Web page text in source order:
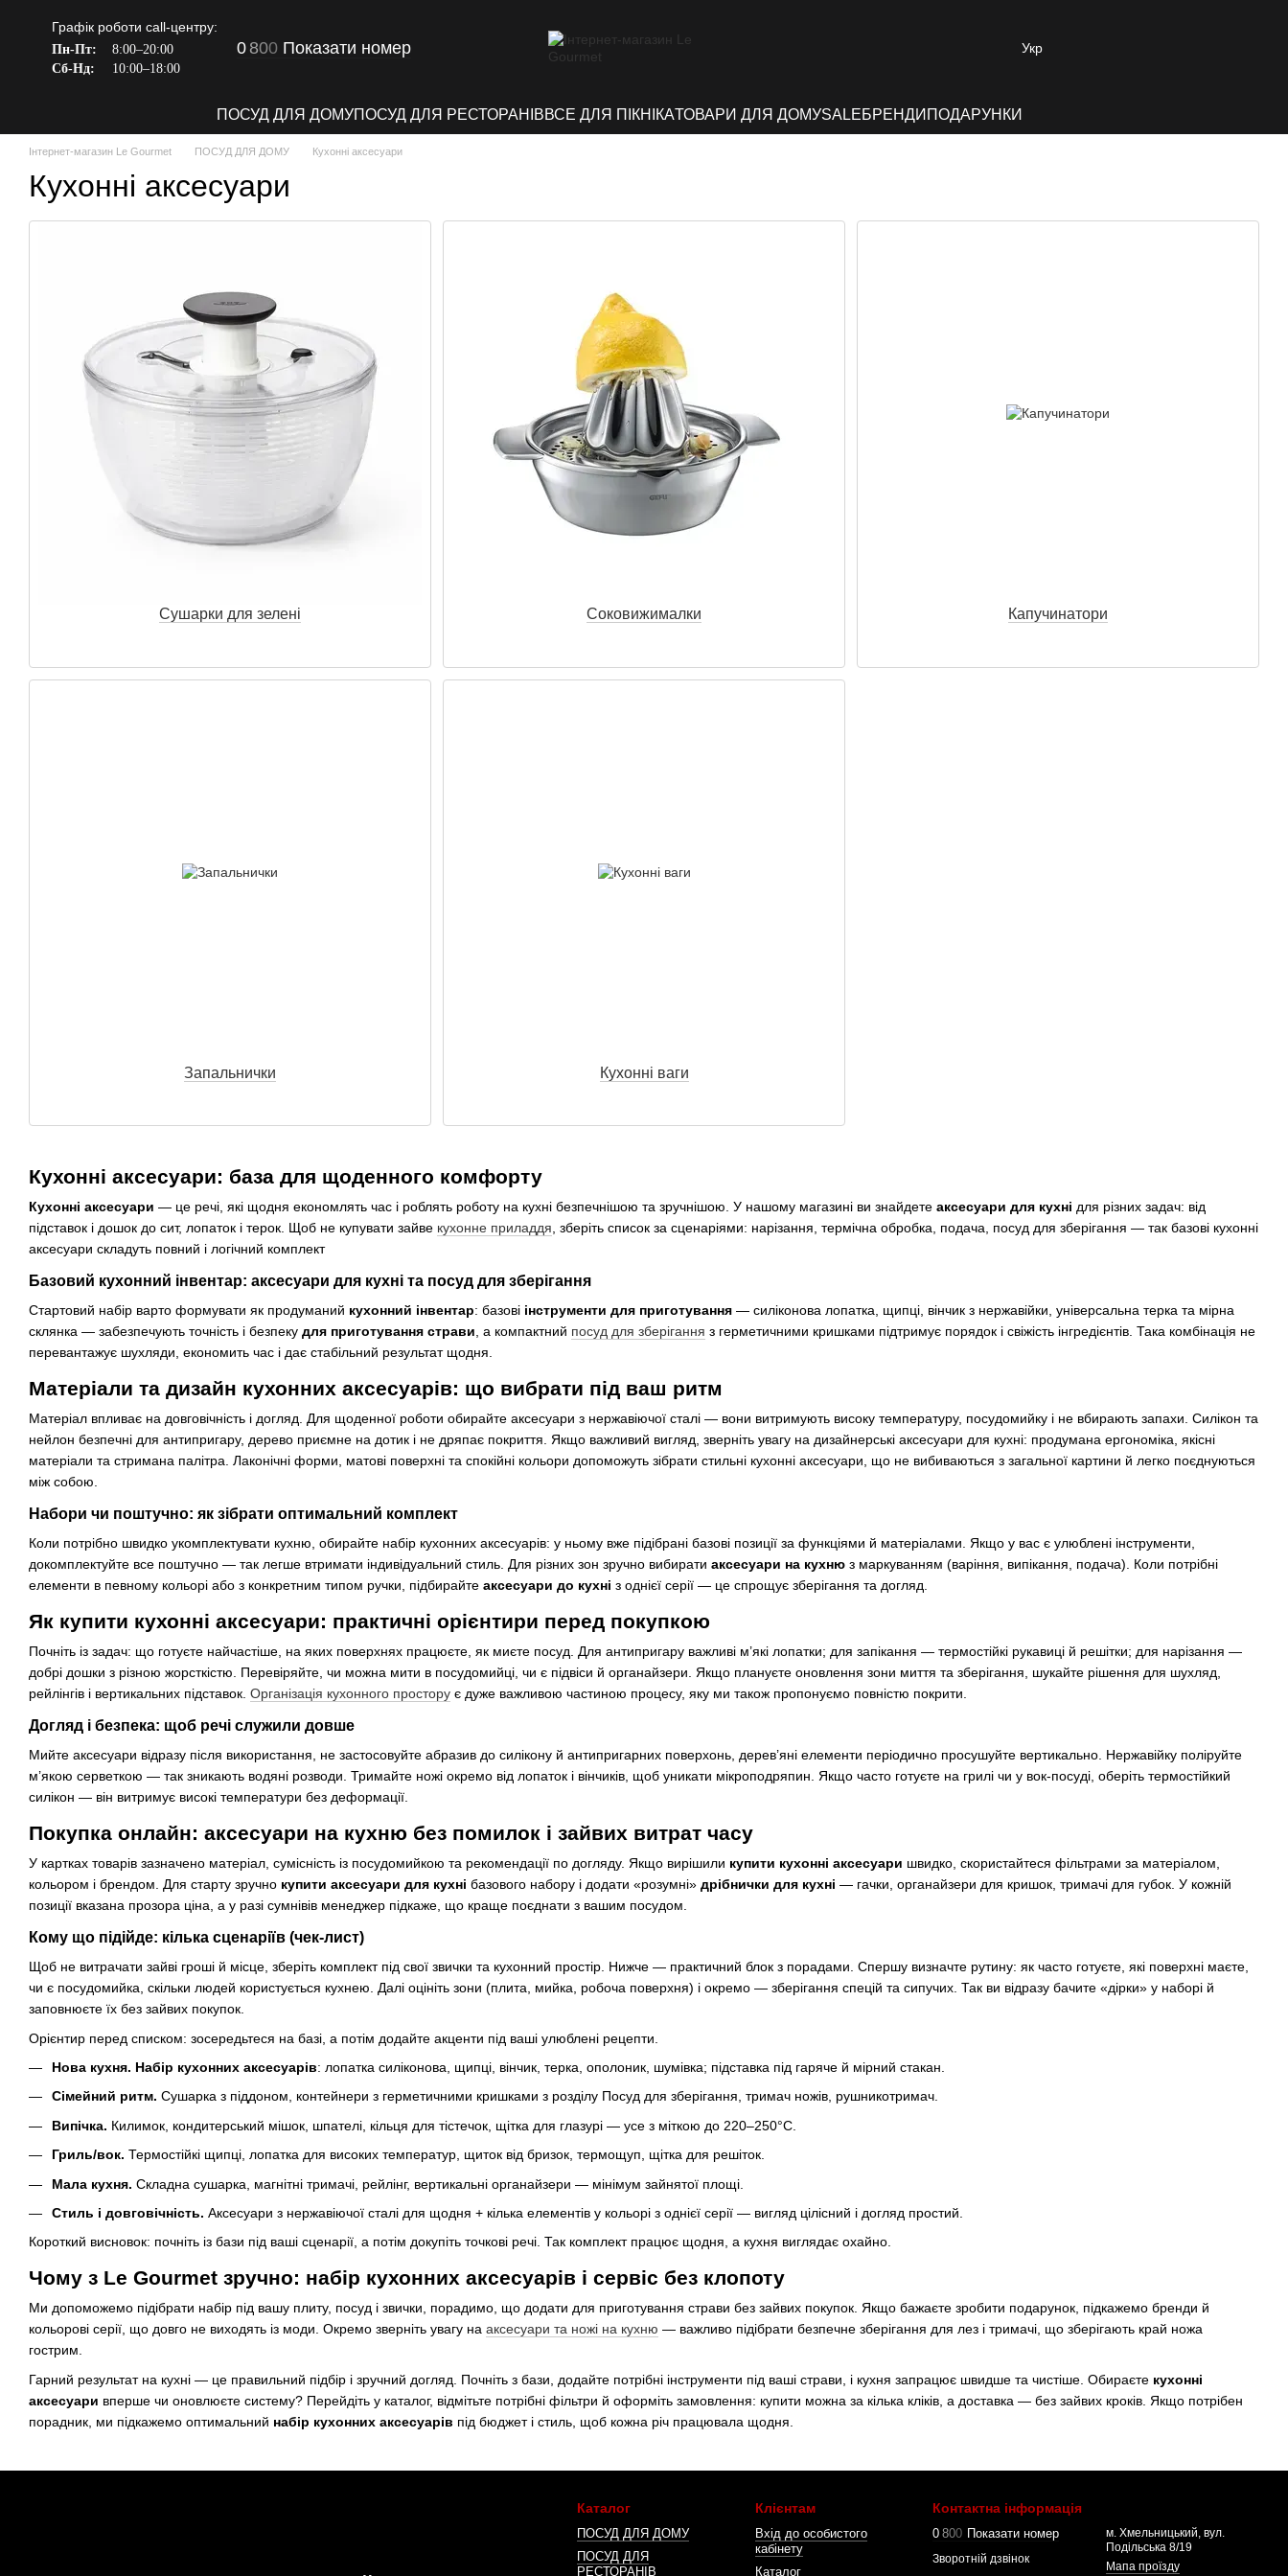
Графік роботи call-центру:
Пн-Пт:
8:00–20:00
Сб-Нд:
10:00–18:00
0800 Показати номер Укр
ПОСУД ДЛЯ ДОМУПОСУД ДЛЯ РЕСТОРАНІВВСЕ ДЛЯ ПІКНІКАТОВАРИ ДЛЯ ДОМУSALEБРЕНДИ ПОДАРУНКИ
Інтернет-магазин Le Gourmet ПОСУД ДЛЯ ДОМУ Кухонні аксесуари
Кухонні аксесуари
Кухонні аксесуари: база для щоденного комфорту
Кухонні аксесуари — це речі, які щодня економлять час і роблять роботу на кухні безпечнішою та зручнішою. У нашому магазині ви знайдете аксесуари для кухні для різних задач: від
підставок і дошок до сит, лопаток і терок. Щоб не купувати зайве кухонне приладдя , зберіть список за сценаріями: нарізання, термічна обробка, подача, посуд для зберігання — так базові кухонні
аксесуари складуть повний і логічний комплект
Базовий кухонний інвентар: аксесуари для кухні та посуд для зберігання
Стартовий набір варто формувати як продуманий кухонний інвентар: базові інструменти для приготування — силіконова лопатка, щипці, вінчик з нержавійки, універсальна терка та мірна
склянка — забезпечують точність і безпеку для приготування страви , а компактний посуд для зберігання з герметичними кришками підтримує порядок і свіжість інгредієнтів. Така комбінація не
перевантажує шухляди, економить час і дає стабільний результат щодня.
Матеріали та дизайн кухонних аксесуарів: що вибрати під ваш ритм
Матеріал впливає на довговічність і догляд. Для щоденної роботи обирайте аксесуари з нержавіючої сталі — вони витримують високу температуру, посудомийку і не вбирають запахи. Силікон та
нейлон безпечні для антипригару, дерево приємне на дотик і не дряпає покриття. Якщо важливий вигляд, зверніть увагу на дизайнерські аксесуари для кухні: продумана ергономіка, якісні
матеріали та стримана палітра. Лаконічні форми, матові поверхні та спокійні кольори допоможуть зібрати стильні кухонні аксесуари, що не вибиваються з загальної картини й легко поєднуються
між собою.
Набори чи поштучно: як зібрати оптимальний комплект
Коли потрібно швидко укомплектувати кухню, обирайте набір кухонних аксесуарів: у ньому вже підібрані базові позиції за функціями й матеріалами. Якщо у вас є улюблені інструменти,
докомплектуйте все поштучно — так легше втримати індивідуальний стиль. Для різних зон зручно вибирати аксесуари на кухню з маркуванням (варіння, випікання, подача). Коли потрібні
елементи в певному кольорі або з конкретним типом ручки, підбирайте аксесуари до кухні з однієї серії — це спрощує зберігання та догляд.
Як купити кухонні аксесуари: практичні орієнтири перед покупкою
Почніть із задач: що готуєте найчастіше, на яких поверхнях працюєте, як миєте посуд. Для антипригару важливі м’які лопатки; для запікання — термостійкі рукавиці й решітки; для нарізання —
добрі дошки з різною жорсткістю. Перевіряйте, чи можна мити в посудомийці, чи є підвіси й органайзери. Якщо плануєте оновлення зони миття та зберігання, шукайте рішення для шухляд,
рейлінгів і вертикальних підставок. Організація кухонного простору є дуже важливою частиною процесу, яку ми також пропонуємо повністю покрити.
Догляд і безпека: щоб речі служили довше
Мийте аксесуари відразу після використання, не застосовуйте абразив до силікону й антипригарних поверхонь, дерев’яні елементи періодично просушуйте вертикально. Нержавійку поліруйте
м’якою серветкою — так зникають водяні розводи. Тримайте ножі окремо від лопаток і вінчиків, щоб уникати мікроподряпин. Якщо часто готуєте на грилі чи у вок-посуді, оберіть термостійкий
силікон — він витримує високі температури без деформації.
Покупка онлайн: аксесуари на кухню без помилок і зайвих витрат часу
У картках товарів зазначено матеріал, сумісність із посудомийкою та рекомендації по догляду. Якщо вирішили купити кухонні аксесуари швидко, скористайтеся фільтрами за матеріалом,
кольором і брендом. Для старту зручно купити аксесуари для кухні базового набору і додати «розумні» дрібнички для кухні — гачки, органайзери для кришок, тримачі для губок. У кожній
позиції вказана прозора ціна, а у разі сумнівів менеджер підкаже, що краще поєднати з вашим посудом.
Кому що підійде: кілька сценаріїв (чек-лист)
Щоб не витрачати зайві гроші й місце, зберіть комплект під свої звички та кухонний простір. Нижче — практичний блок з порадами. Спершу визначте рутину: як часто готуєте, які поверхні маєте,
чи є посудомийка, скільки людей користується кухнею. Далі оцініть зони (плита, мийка, робоча поверхня) і окремо — зберігання спецій та сипучих. Так ви відразу бачите «дірки» у наборі й
заповнюєте їх без зайвих покупок.
Орієнтир перед списком: зосередьтеся на базі, а потім додайте акценти під ваші улюблені рецепти.
Нова кухня. Набір кухонних аксесуарів: лопатка силіконова, щипці, вінчик, терка, ополоник, шумівка; підставка під гаряче й мірний стакан.
Сімейний ритм. Сушарка з піддоном, контейнери з герметичними кришками з розділу Посуд для зберігання, тримач ножів, рушникотримач.
Випічка. Килимок, кондитерський мішок, шпателі, кільця для тістечок, щітка для глазурі — усе з міткою до 220–250°C.
Гриль/вок. Термостійкі щипці, лопатка для високих температур, щиток від бризок, термощуп, щітка для решіток.
Мала кухня. Складна сушарка, магнітні тримачі, рейлінг, вертикальні органайзери — мінімум зайнятої площі.
Стиль і довговічність. Аксесуари з нержавіючої сталі для щодня + кілька елементів у кольорі з однієї серії — вигляд цілісний і догляд простий.
Короткий висновок: почніть із бази під ваші сценарії, а потім докупіть точкові речі. Так комплект працює щодня, а кухня виглядає охайно.
Чому з Le Gourmet зручно: набір кухонних аксесуарів і сервіс без клопоту
Ми допоможемо підібрати набір під вашу плиту, посуд і звички, порадимо, що додати для приготування страви без зайвих покупок. Якщо бажаєте зробити подарунок, підкажемо бренди й
кольорові серії, що довго не виходять із моди. Окремо зверніть увагу на аксесуари та ножі на кухню — важливо підібрати безпечне зберігання для лез і тримачі, що зберігають край ножа
гострим.
Гарний результат на кухні — це правильний підбір і зручний догляд. Почніть з бази, додайте потрібні інструменти під ваші страви, і кухня запрацює швидше та чистіше. Обираєте кухонні
аксесуари вперше чи оновлюєте систему? Перейдіть у каталог, відмітьте потрібні фільтри й оформіть замовлення: купити можна за кілька кліків, а доставка — без зайвих кроків. Якщо потрібен
порадник, ми підкажемо оптимальний набір кухонних аксесуарів під бюджет і стиль, щоб кожна річ працювала щодня.
Сушарки для зелені Соковижималки Капучинатори
Запальнички Кухонні ваги
Каталог
ПОСУД ДЛЯ ДОМУ
ПОСУД ДЛЯ
РЕСТОРАНІВ
Клієнтам
Вхід до особистого
кабінету
Каталог
Контактна інформація
0 800 Показати номер
Зворотній дзвінок
м. Хмельницький, вул.
Подільська 8/19
Мапа проїзду